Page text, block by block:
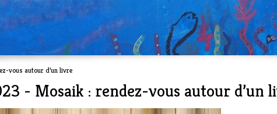
vous autour d’un livre
- Mosaik : rendez-vous autour d’un